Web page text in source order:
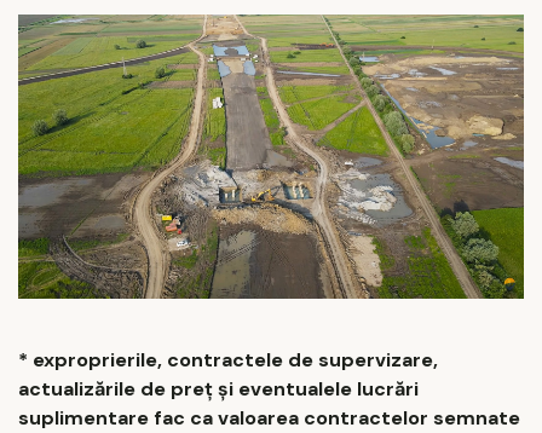
* exproprierile, contractele de supervizare,
actualizările de preț și eventualele lucrări
suplimentare fac ca valoarea contractelor semnate